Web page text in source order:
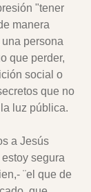
"tener
manera
persona
que perder,
social o
que no
luz pública.
a Jesús
segura
¨el que de